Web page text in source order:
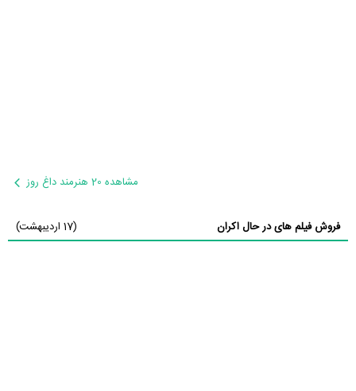
مشاهده 20 هنرمند داغ روز
فروش فیلم های در حال اکران (17 اردیبهشت)